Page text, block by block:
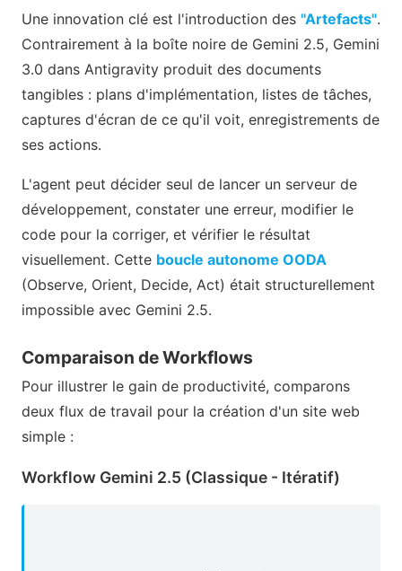
Une innovation clé est l'introduction des "Artefacts".
Contrairement à la boîte noire de Gemini 2.5, Gemini
3.0 dans Antigravity produit des documents
tangibles : plans d'implémentation, listes de tâches,
captures d'écran de ce qu'il voit, enregistrements de
ses actions.
L'agent peut décider seul de lancer un serveur de
développement, constater une erreur, modifier le
code pour la corriger, et vérifier le résultat
visuellement. Cette boucle autonome OODA
(Observe, Orient, Decide, Act) était structurellement
impossible avec Gemini 2.5.
Comparaison de Workflows
Pour illustrer le gain de productivité, comparons
deux flux de travail pour la création d'un site web
simple :
Workflow Gemini 2.5 (Classique - Itératif)